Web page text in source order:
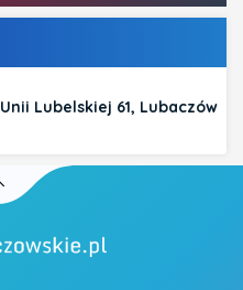
Lubelskiej 61, Lubaczów